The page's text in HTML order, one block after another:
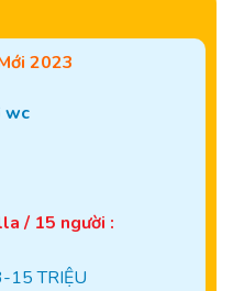
2023
wc
/ 15 người :
15 TRIỆU